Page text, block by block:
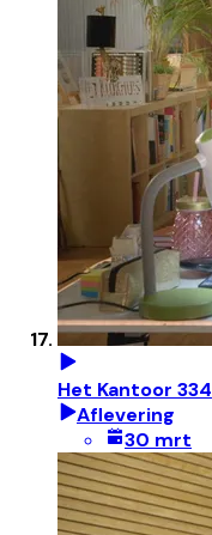
Het Kantoor 334
Aflevering
30 mrt